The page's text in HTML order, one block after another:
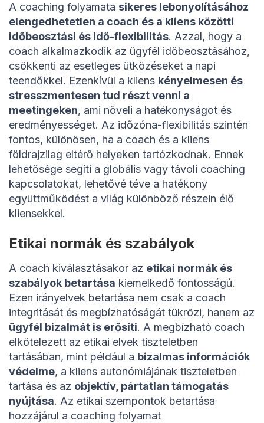
A coaching folyamata sikeres lebonyolításához
elengedhetetlen a coach és a kliens közötti
időbeosztási és idő-flexibilitás. Azzal, hogy a
coach alkalmazkodik az ügyfél időbeosztásához,
csökkenti az esetleges ütközéseket a napi
teendőkkel. Ezenkívül a kliens kényelmesen és
stresszmentesen tud részt venni a
meetingeken, ami növeli a hatékonyságot és
eredményességet. Az időzóna-flexibilitás szintén
fontos, különösen, ha a coach és a kliens
földrajzilag eltérő helyeken tartózkodnak. Ennek
lehetősége segíti a globális vagy távoli coaching
kapcsolatokat, lehetővé téve a hatékony
együttműködést a világ különböző részein élő
kliensekkel.
Etikai normák és szabályok
A coach kiválasztásakor az etikai normák és
szabályok betartása kiemelkedő fontosságú.
Ezen irányelvek betartása nem csak a coach
integritását és megbízhatóságát tükrözi, hanem az
ügyfél bizalmát is erősíti. A megbízható coach
elkötelezett az etikai elvek tiszteletben
tartásában, mint például a bizalmas információk
védelme, a kliens autonómiájának tiszteletben
tartása és az objektív, pártatlan támogatás
nyújtása. Az etikai szempontok betartása
hozzájárul a coaching folyamat